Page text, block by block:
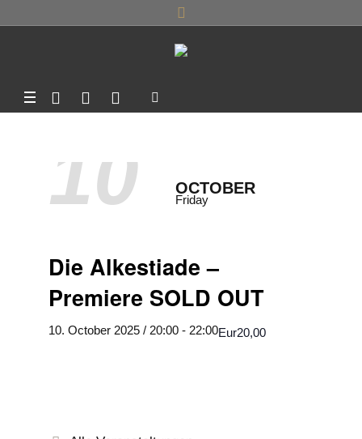
10 OCTOBER
Friday
Die Alkestiade –
Premiere SOLD OUT
10. October 2025 / 20:00 - 22:00Eur20,00